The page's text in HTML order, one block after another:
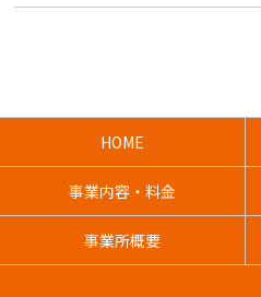
HOME
事業内容・料金
事業所概要